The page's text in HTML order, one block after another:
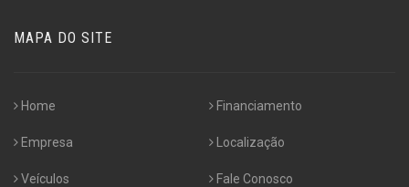
MAPA DO SITE
Home
Empresa
Veículos
Financiamento
Localização
Fale Conosco